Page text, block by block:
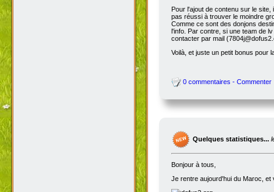
Pour l'ajout de contenu sur le
pas réussi à trouver le moindre
Comme ce sont des donjons
l'info. Par contre, si une team de
contacter par mail
Voilà, et juste un petit bonus pour
0 commentaires - Commenter
Quelques statistiques...
Bonjour à tous,
Je rentre aujourd'hui du Maroc, et